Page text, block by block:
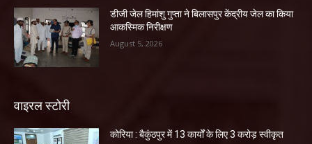
डीजी जेल हिमांशु गुप्ता ने बिलासपुर केंद्रीय जेल का किया
आकस्मिक निरीक्षण
August 5, 2026
वाइरल स्टोरी
कोरिया : बैकुंठपुर में 13 कार्यों के लिए 3 करोड़ स्वीकृत